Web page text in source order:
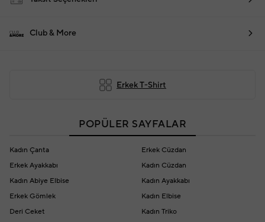
Club & More
Erkek T-Shirt
POPÜLER SAYFALAR
Kadın Çanta
Erkek Cüzdan
Erkek Ayakkabı
Kadın Cüzdan
Kadın Abiye Elbise
Kadın Ayakkabı
Erkek Gömlek
Kadın Elbise
Deri Ceket
Kadın Triko